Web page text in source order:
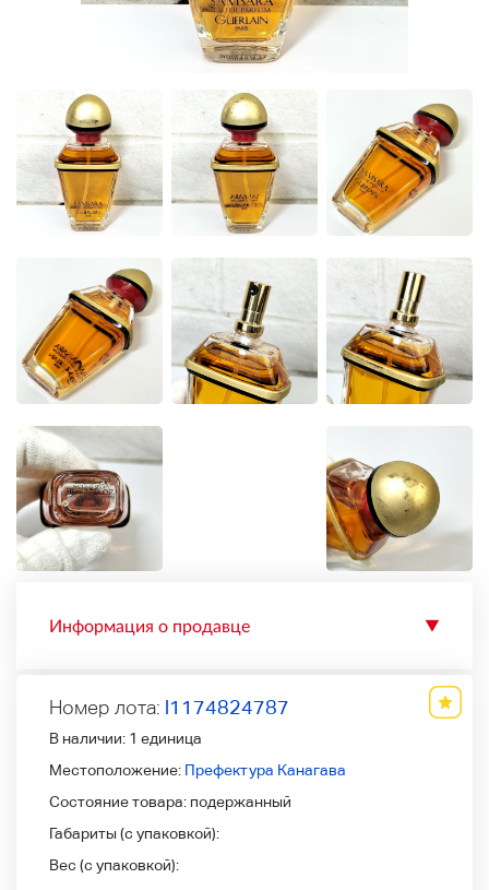
Информация о продавце ▼
Номер лота: l1174824787
В наличии: 1 единица
Местоположение: Префектура Канагава
Состояние товара: подержанный
Габариты (с упаковкой):
Вес (с упаковкой):